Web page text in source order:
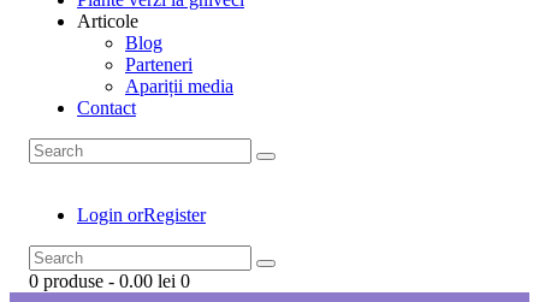
Articole
Blog
Parteneri
Apariții media
Contact
Login orRegister
0 produse - 0.00 lei 0